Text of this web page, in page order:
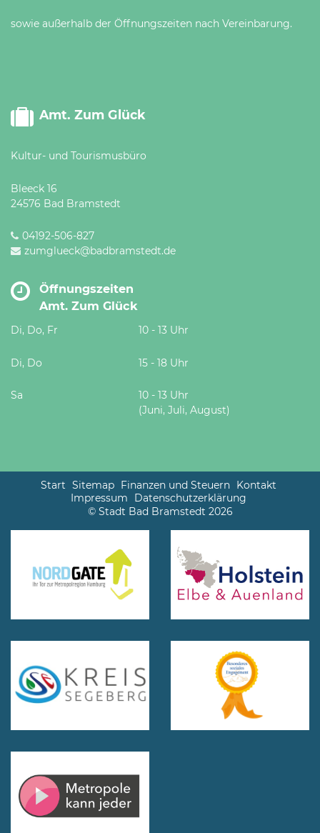
sowie außerhalb der Öffnungszeiten nach Vereinbarung.
Amt. Zum Glück
Kultur- und Tourismusbüro
Bleeck 16
24576 Bad Bramstedt
04192-506-827
zumglueck@badbramstedt.de
Öffnungszeiten
Amt. Zum Glück
Di, Do, Fr 10 - 13 Uhr
Di, Do 15 - 18 Uhr
Sa
10 - 13 Uhr
(Juni, Juli, August)
Start Sitemap Finanzen und Steuern Kontakt
Impressum
Datenschutzerklärung
© Stadt Bad Bramstedt 2026